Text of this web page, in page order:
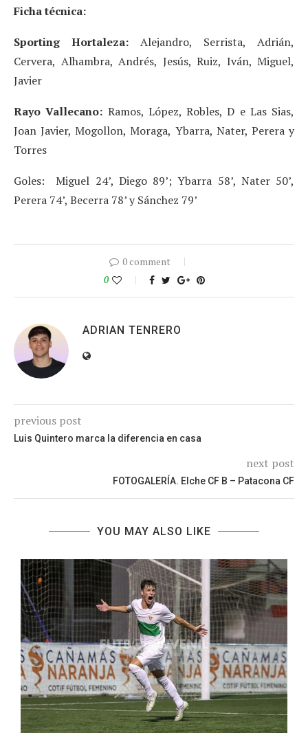
Ficha técnica:
Sporting Hortaleza: Alejandro, Serrista, Adrián,
Cervera, Alhambra, Andrés, Jesús, Ruiz, Iván, Miguel,
Javier
Rayo Vallecano: Ramos, López, Robles, D e Las Sias,
Joan Javier, Mogollon, Moraga, Ybarra, Nater, Perera y
Torres
Goles: Miguel 24’, Diego 89’; Ybarra 58’, Nater 50’,
Perera 74’, Becerra 78’ y Sánchez 79’
0 comment
0
ADRIAN TENRERO
previous post
Luis Quintero marca la diferencia en casa
next post
FOTOGALERÍA. Elche CF B – Patacona CF
YOU MAY ALSO LIKE